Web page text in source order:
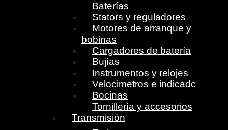
Baterías
Stators y reguladores
Motores de arranque y
bobinas
Cargadores de batería
Bujías
Instrumentos y relojes
Velocimetros e indicadores
Bocinas
Tornillería y accesorios
Transmisión